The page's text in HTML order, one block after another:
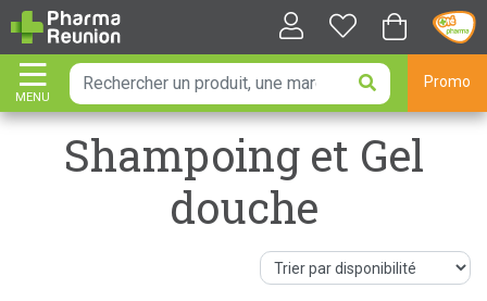
MENU
AFFICHER LA NAVIGATION
Promo
Shampoing et Gel
douche